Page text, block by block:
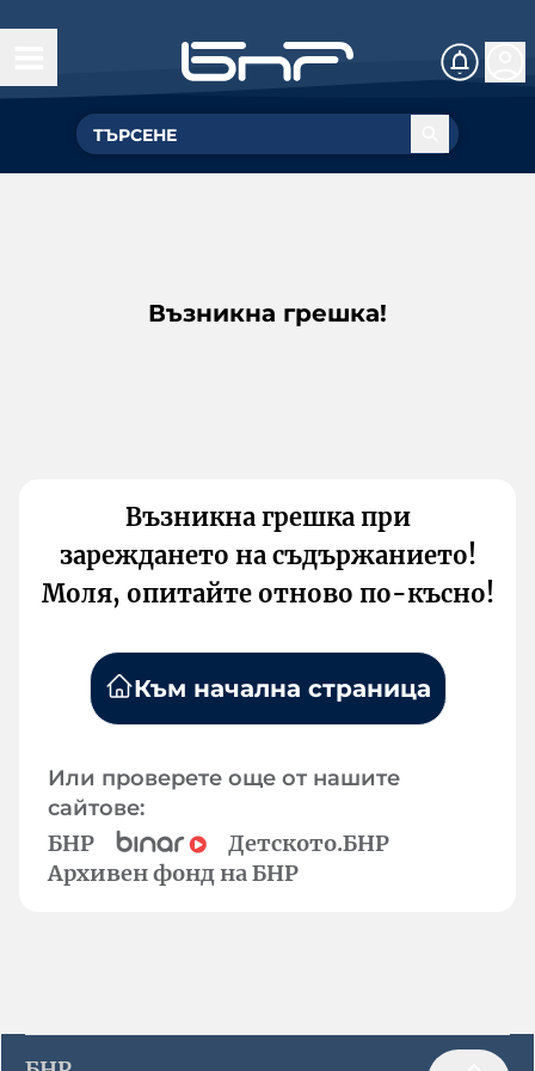
Възникна грешка!
Възникна грешка при
зареждането на съдържанието!
Моля, опитайте отново по-късно!
Към начална страница
Или проверете още от нашите
сайтове:
БНР
Детското.БНР
Архивен фонд на БНР